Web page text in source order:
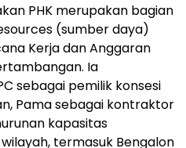
PHK merupakan bagian
(sumber daya)
Kerja dan Anggaran
Ia
sebagai pemilik konsesi
Pama sebagai kontraktor
kapasitas
termasuk Bengalon